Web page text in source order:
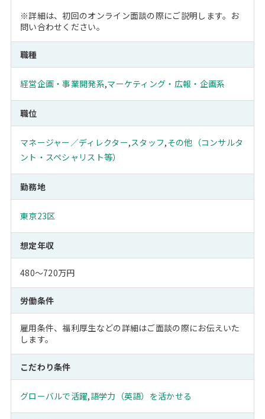
※詳細は、初回のオンライン面談の際にご説明します。お
問い合わせください。
職種
経営企画・事業開発系,マーケティング・広報・企画系
職位
マネージャー／ディレクター,スタッフ,その他（コンサルタ
ント・スペシャリスト等）
勤務地
東京23区
想定年収
480～720万円
労働条件
雇用条件、福利厚生などの詳細はご面談の際にお伝えいた
します。
こだわり条件
グローバルで活躍,語学力（英語）を活かせる